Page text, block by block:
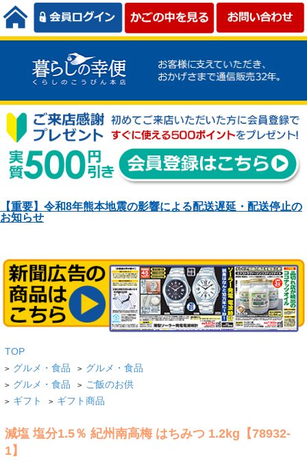
【重要】令和8年熊本地震の影響による配送遅延・配送停止の
お知らせ
TOP
> グルメ・食品 > グルメ・食品
> グルメ・食品 > ご飯のお供
> ギフト > ギフト商品
減塩 塩分1.5％ 紀州南高梅 はちみつ 1.2kg【78932-
1】